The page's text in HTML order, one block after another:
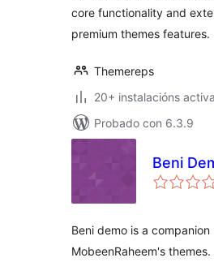
core functionality and
premium themes features.
Themereps
20+ instalacións
Probado con 6.3.9
Beni
Beni demo is a
MobeenRaheem's themes.